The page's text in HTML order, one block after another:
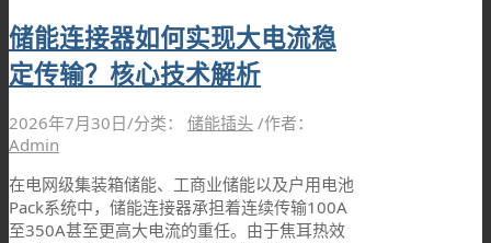
储能连接器如何实现大电流稳
定传输？核心技术解析
2026年7月30日/分类： 储能插头 /作者：
Admin
在电网级集装箱储能、工商业储能以及户用电池
Pack系统中，储能连接器承担着连续传输100A
至350A甚至更高大电流的重任。由于焦耳热效